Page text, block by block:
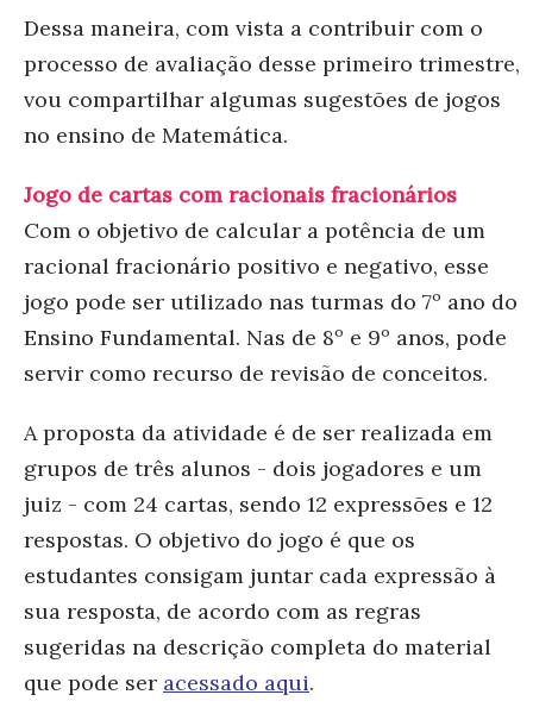
Dessa maneira, com vista a contribuir com o
processo de avaliação desse primeiro trimestre,
vou compartilhar algumas sugestões de jogos
no ensino de Matemática.
Jogo de cartas com racionais fracionários
Com o objetivo de calcular a potência de um
racional fracionário positivo e negativo, esse
jogo pode ser utilizado nas turmas do 7º ano do
Ensino Fundamental. Nas de 8º e 9º anos, pode
servir como recurso de revisão de conceitos.
A proposta da atividade é de ser realizada em
grupos de três alunos - dois jogadores e um
juiz - com 24 cartas, sendo 12 expressões e 12
respostas. O objetivo do jogo é que os
estudantes consigam juntar cada expressão à
sua resposta, de acordo com as regras
sugeridas na descrição completa do material
que pode ser acessado aqui.